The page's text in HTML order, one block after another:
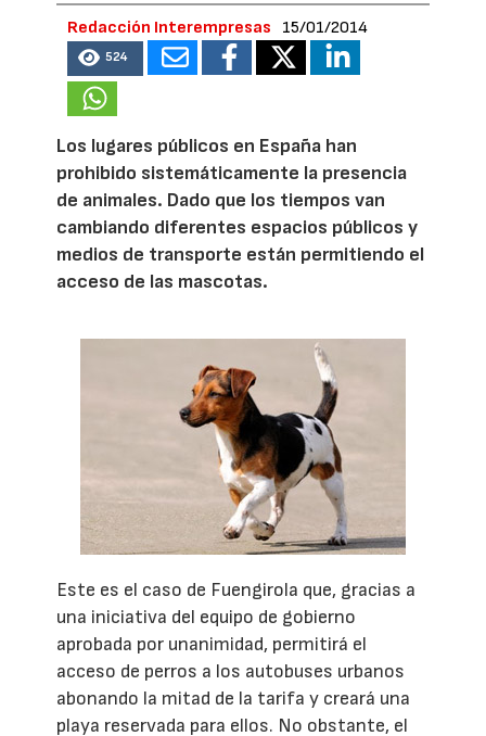
Redacción Interempresas 15/01/2014
524
Los lugares públicos en España han
prohibido sistemáticamente la presencia
de animales. Dado que los tiempos van
cambiando diferentes espacios públicos y
medios de transporte están permitiendo el
acceso de las mascotas.
Este es el caso de Fuengirola que, gracias a
una iniciativa del equipo de gobierno
aprobada por unanimidad, permitirá el
acceso de perros a los autobuses urbanos
abonando la mitad de la tarifa y creará una
playa reservada para ellos. No obstante, el